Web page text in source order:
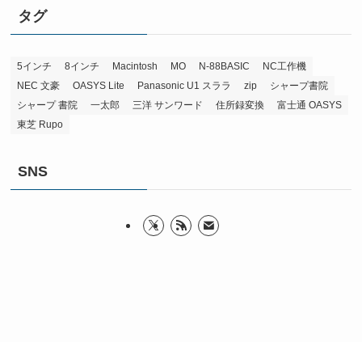
タグ
5インチ 8インチ Macintosh MO N-88BASIC
NC工作機
NEC 文豪
OASYS Lite Panasonic U1 スララ zip
シャープ書院
シャープ 書院
一太郎 三洋 サンワード 住所録変換
富士通 OASYS
東芝 Rupo
SNS